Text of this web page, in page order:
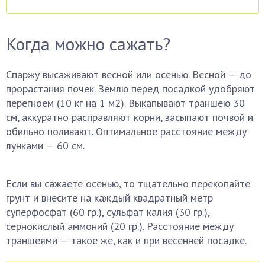
Когда можно сажать?
Спаржу высаживают весной или осенью. Весной — до
прорастания почек. Землю перед посадкой удобряют
перегноем (10 кг на 1 м2). Выкапывают траншею 30
см, аккуратно расправляют корни, засыпают почвой и
обильно поливают. Оптимальное расстояние между
лунками — 60 см.
Если вы сажаете осенью, то тщательно перекопайте
грунт и внесите на каждый квадратный метр
суперфосфат (60 гр.), сульфат калия (30 гр.),
сернокислый аммоний (20 гр.). Расстояние между
траншеями — такое же, как и при весенней посадке.